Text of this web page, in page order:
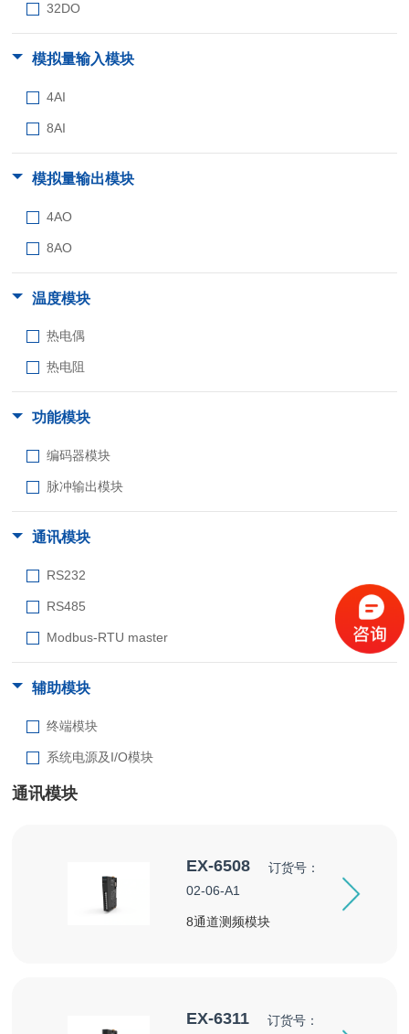
32DO
模拟量输入模块
4AI
8AI
模拟量输出模块
4AO
8AO
温度模块
热电偶
热电阻
功能模块
编码器模块
脉冲输出模块
通讯模块
RS232
RS485
Modbus-RTU master
辅助模块
终端模块
系统电源及I/O模块
通讯模块
EX-6508
订货号：
02-06-A1
8通道测频模块
EX-6311
订货号：